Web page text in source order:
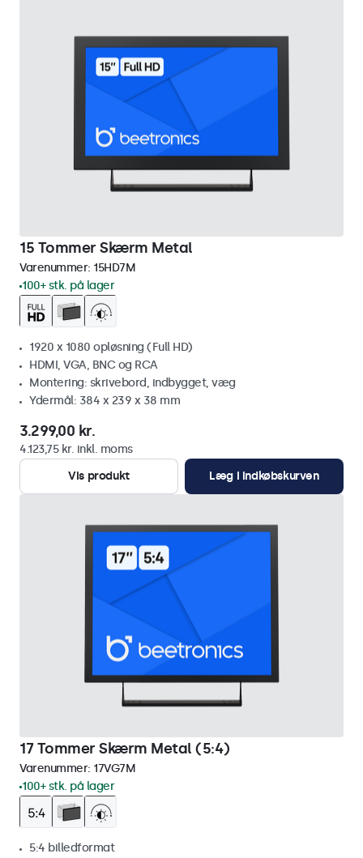
15 Tommer Skærm Metal
Varenummer: 15HD7M
100+ stk. på lager
1920 x 1080 opløsning (Full HD)
HDMI, VGA, BNC og RCA
Montering: skrivebord, indbygget, væg
Ydermål: 384 x 239 x 38 mm
3.299,00 kr.
4.123,75 kr. inkl. moms
Vis produkt
Læg i indkøbskurven
17 Tommer Skærm Metal (5:4)
Varenummer: 17VG7M
100+ stk. på lager
5:4 billedformat